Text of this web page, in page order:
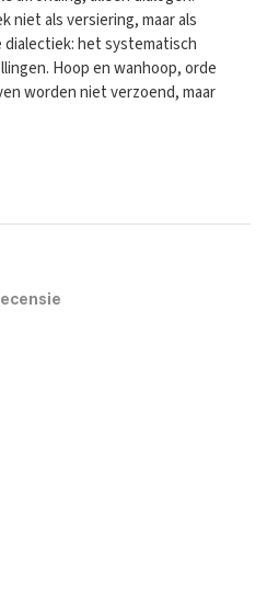
niet als versiering, maar als
het systematisch
Hoop en wanhoop, orde
worden niet verzoend, maar